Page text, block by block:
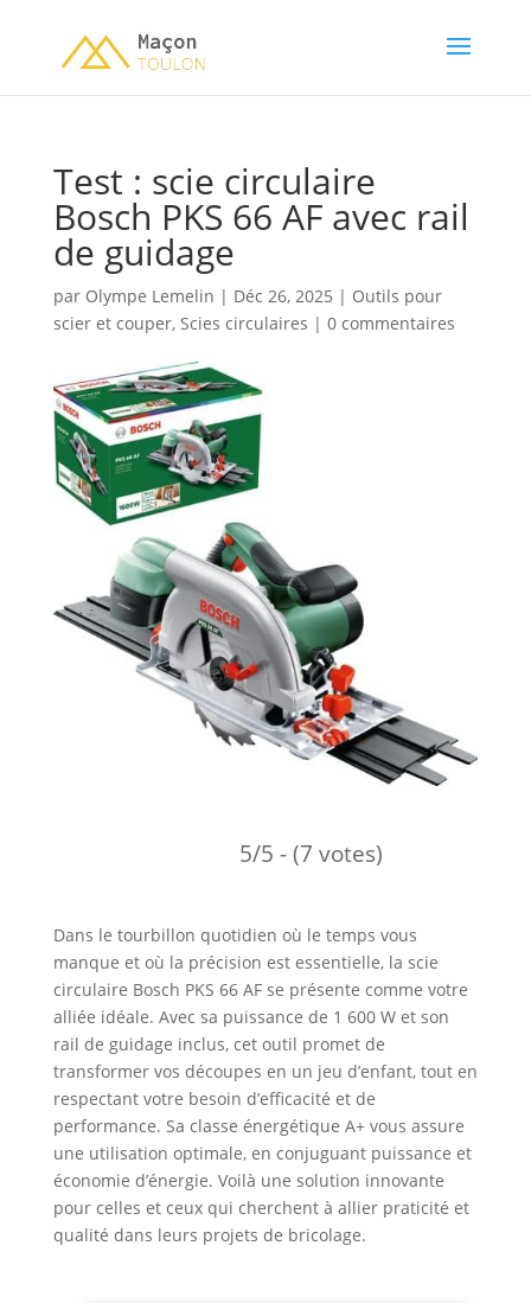
Test : scie circulaire
Bosch PKS 66 AF avec rail
de guidage
par Olympe Lemelin | Déc 26, 2025 | Outils pour
scier et couper, Scies circulaires | 0 commentaires
5/5 - (7 votes)
Dans le tourbillon quotidien où le temps vous
manque et où la précision est essentielle, la scie
circulaire Bosch PKS 66 AF se présente comme votre
alliée idéale. Avec sa puissance de 1 600 W et son
rail de guidage inclus, cet outil promet de
transformer vos découpes en un jeu d’enfant, tout en
respectant votre besoin d’efficacité et de
performance. Sa classe énergétique A+ vous assure
une utilisation optimale, en conjuguant puissance et
économie d’énergie. Voilà une solution innovante
pour celles et ceux qui cherchent à allier praticité et
qualité dans leurs projets de bricolage.